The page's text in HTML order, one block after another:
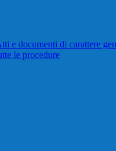
e documenti di carattere
le procedure